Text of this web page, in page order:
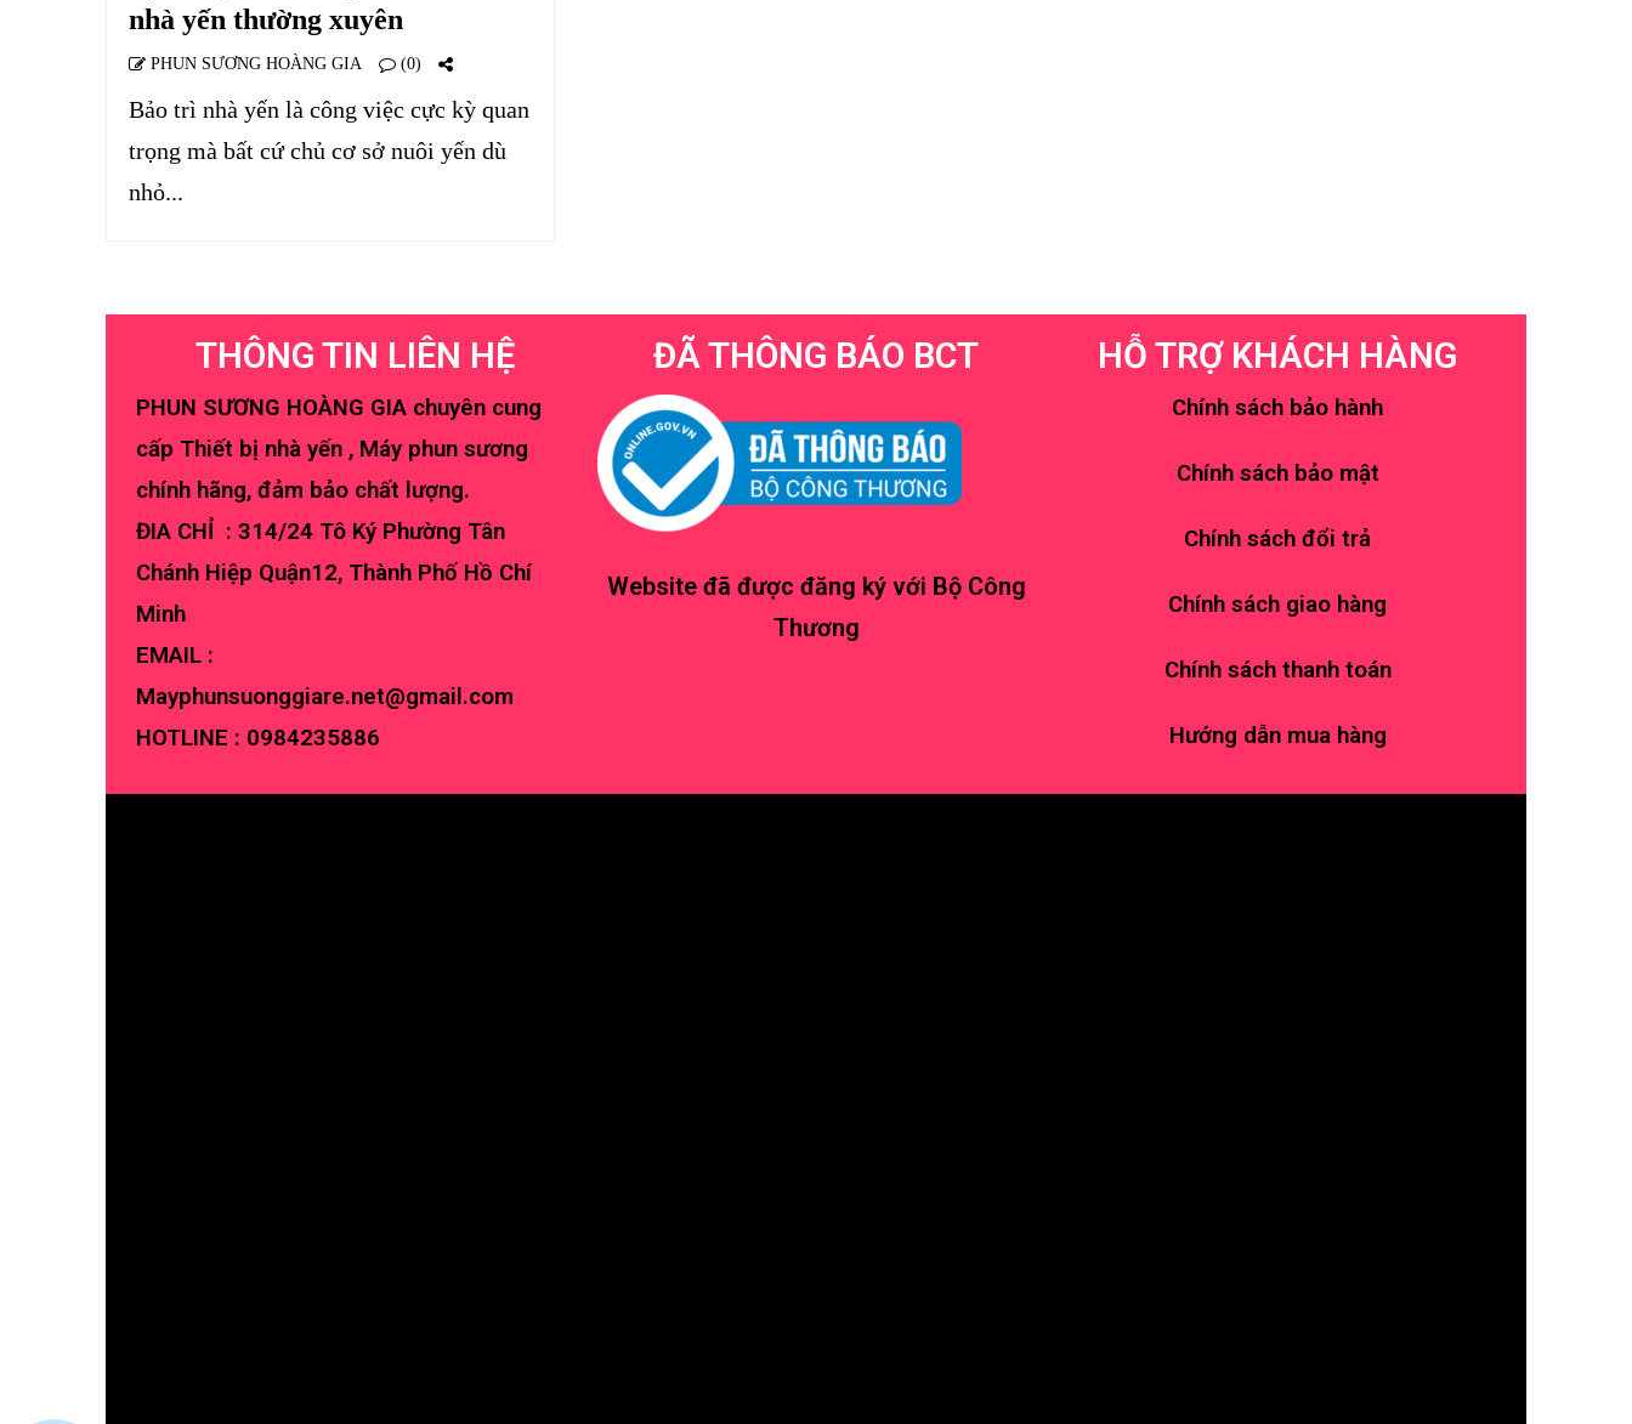
nhà yến thường xuyên
PHUN SƯƠNG HOÀNG GIA (0)
Bảo trì nhà yến là công việc cực kỳ quan
trọng mà bất cứ chủ cơ sở nuôi yến dù
nhỏ...
THÔNG TIN LIÊN HỆ
PHUN SƯƠNG HOÀNG GIA chuyên cung
cấp Thiết bị nhà yến , Máy phun sương
chính hãng, đảm bảo chất lượng.
ĐIA CHỈ : 314/24 Tô Ký Phường Tân
Chánh Hiệp Quận12, Thành Phố Hồ Chí
Minh
EMAIL :
Mayphunsuonggiare.net@gmail.com
HOTLINE : 0984235886
ĐÃ THÔNG BÁO BCT
Website đã được đăng ký với Bộ Công
Thương
HỖ TRỢ KHÁCH HÀNG
Chính sách bảo hành
Chính sách bảo mật
Chính sách đổi trả
Chính sách giao hàng
Chính sách thanh toán
Hướng dẫn mua hàng